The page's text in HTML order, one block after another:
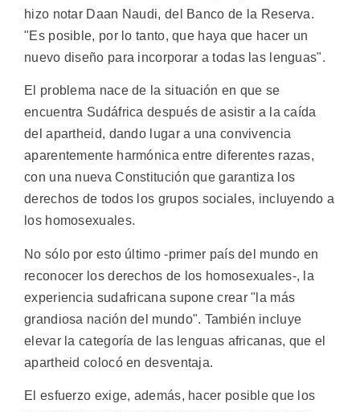
hizo notar Daan Naudi, del Banco de la Reserva.
"Es posible, por lo tanto, que haya que hacer un
nuevo diseño para incorporar a todas las lenguas".
El problema nace de la situación en que se
encuentra Sudáfrica después de asistir a la caída
del apartheid, dando lugar a una convivencia
aparentemente harmónica entre diferentes razas,
con una nueva Constitución que garantiza los
derechos de todos los grupos sociales, incluyendo a
los homosexuales.
No sólo por esto último -primer país del mundo en
reconocer los derechos de los homosexuales-, la
experiencia sudafricana supone crear "la más
grandiosa nación del mundo". También incluye
elevar la categoría de las lenguas africanas, que el
apartheid colocó en desventaja.
El esfuerzo exige, además, hacer posible que los